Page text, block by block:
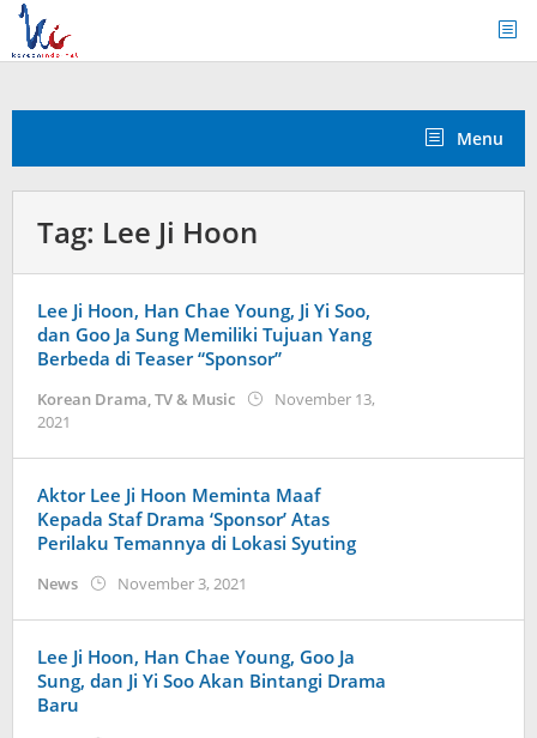
Skip
content
Menu
Tag: Lee Ji Hoon
Lee Ji Hoon, Han Chae Young, Ji Yi Soo,
dan Goo Ja Sung Memiliki Tujuan Yang
Berbeda di Teaser “Sponsor”
Korean Drama,TV & Music
November 13,
2021
Aktor Lee Ji Hoon Meminta Maaf
Kepada Staf Drama ‘Sponsor’ Atas
Perilaku Temannya di Lokasi Syuting
News November 3, 2021
Lee Ji Hoon, Han Chae Young, Goo Ja
Sung, dan Ji Yi Soo Akan Bintangi Drama
Baru